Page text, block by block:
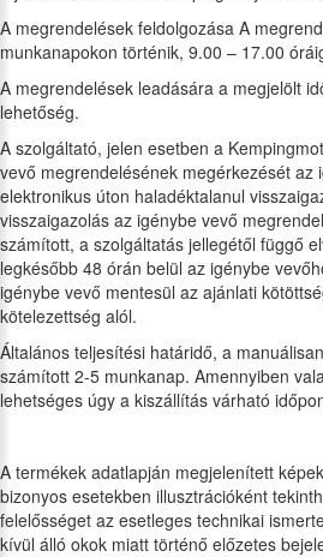
A megrendelések feldolgozása A
munkanapokon történik, 9.00 – 17.00
A megrendelések leadására a megjelölt
lehetőség.
A szolgáltató, jelen esetben a
vevő megrendelésének megérkezését az
elektronikus úton haladéktalanul
visszaigazolás az igénybe vevő
számított, a szolgáltatás jellegétől függő
legkésőbb 48 órán belül az igénybe
igénybe vevő mentesül az ajánlati
kötelezettség alól.
Általános teljesítési határidő, a
számított 2-5 munkanap. Amennyiben
lehetséges úgy a kiszállítás várható
A termékek adatlapján megjelenített
bizonyos esetekben illusztrációként
felelősséget az esetleges technikai
kívül álló okok miatt történő előzetes